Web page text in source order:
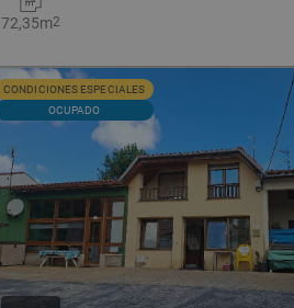
72,35m2
CONDICIONES ESPECIALES
OCUPADO